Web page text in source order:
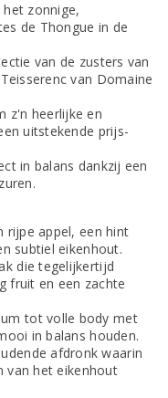
zonnige,
de Thongue in de
van de zusters van
van Domaine
z'n heerlijke en
uitstekende prijs-
in balans dankzij een
rijpe appel, een hint
subtiel eikenhout.
die tegelijkertijd
fruit en een zachte
tot volle body met
in balans houden.
afdronk waarin
van het eikenhout